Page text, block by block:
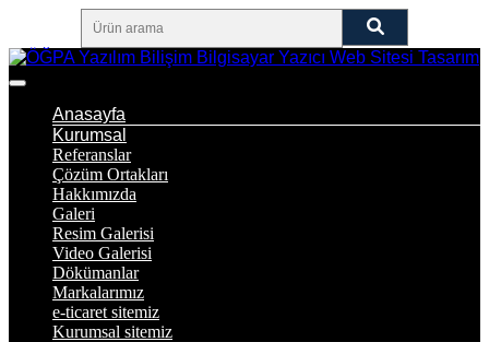
Anasayfa
Kurumsal
Referanslar
Çözüm Ortakları
Hakkımızda
Galeri
Resim Galerisi
Video Galerisi
Dökümanlar
Markalarımız
e-ticaret sitemiz
Kurumsal sitemiz